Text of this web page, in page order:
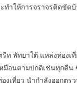
ำให้การจราจรติดขัด
พัทยาใต้ แหล่งท่องเ
หมือนตามปกติเช่นทุก
งเที่ยว นำกำลังออกต